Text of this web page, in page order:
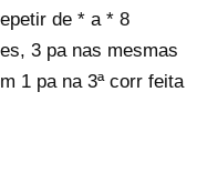
de * a * 8
3 pa nas mesmas
1 pa na 3ª corr feita